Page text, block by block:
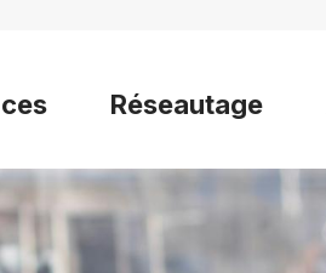
Réseautage